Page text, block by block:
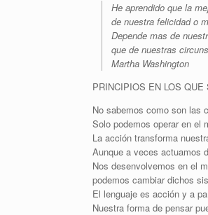
He aprendido que la
de nuestra felicidad o
Depende mas de
que de nuestras
Martha Washington
PRINCIPIOS EN LOS
No sabemos como son las
Solo podemos operar en el
La acción transforma
Aunque a veces actuamos
Nos desenvolvemos en el
podemos cambiar dichos
El lenguaje es acción y a
Nuestra forma de pensar